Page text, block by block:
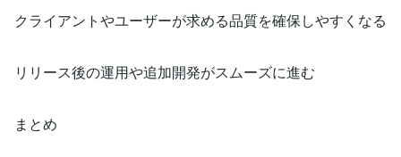
クライアントやユーザーが求める品質を確保しやすくなる
リリース後の運用や追加開発がスムーズに進む
まとめ